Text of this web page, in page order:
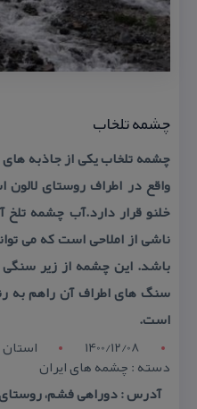
چشمه تلخاب
چشمه تلخاب یكی از جاذبه های
واقع در اطراف روستای
خلنو قرار دارد.آب چشمه تلخ
ناشی از املاحی است كه می
باشد. این چشمه از زیر
سنگ های اطراف آن راهم به
است.
1400/12/08
دسته : چشمه های ایران
آدرس : دوراهی فشم، روستای